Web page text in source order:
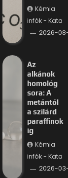
Kémia
infók - Kata
2026-
Az
alkánok
homológ
sora: A
metántól
a szilárd
paraffinok
ig
Kémia
infók - Kata
2026-